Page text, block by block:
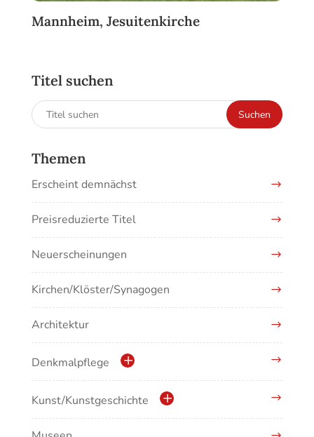
Mannheim, Jesuitenkirche
Titel suchen
Suchen
nach:
Suchen
Themen
Erscheint demnächst
Preisreduzierte Titel
Neuerscheinungen
Kirchen/Klöster/Synagogen
Architektur
Denkmalpflege
Kulturdenkmale in Baden-Württemberg
Kunst/Kunstgeschichte